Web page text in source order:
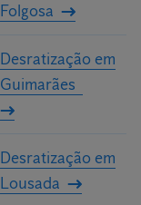
Folgosa
Desratização em
Guimarães
Desratização em
Lousada